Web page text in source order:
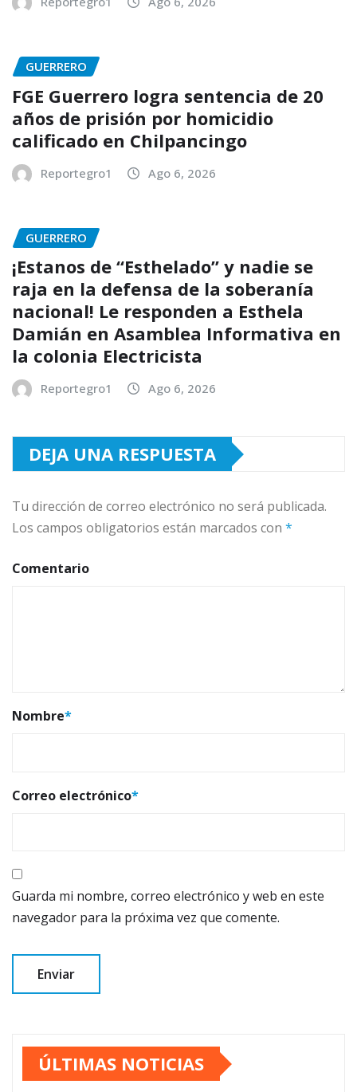
GUERRERO
FGE Guerrero logra sentencia de 20
años de prisión por homicidio
calificado en Chilpancingo
Reportegro1 Ago 6, 2026
GUERRERO
¡Estanos de “Esthelado” y nadie se
raja en la defensa de la soberanía
nacional! Le responden a Esthela
Damián en Asamblea Informativa en
la colonia Electricista
Reportegro1 Ago 6, 2026
DEJA UNA RESPUESTA
Tu dirección de correo electrónico no será publicada.
Los campos obligatorios están marcados con *
Comentario
Nombre*
Correo electrónico*
Guarda mi nombre, correo electrónico y web en este
navegador para la próxima vez que comente.
ÚLTIMAS NOTICIAS